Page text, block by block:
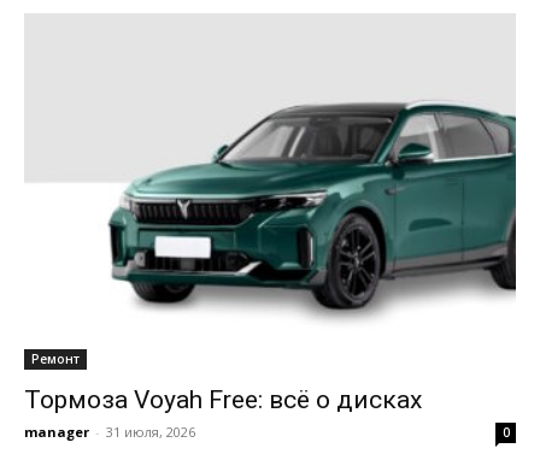
Ремонт
Тормоза Voyah Free: всё о дисках
manager - 31 июля, 2026 0